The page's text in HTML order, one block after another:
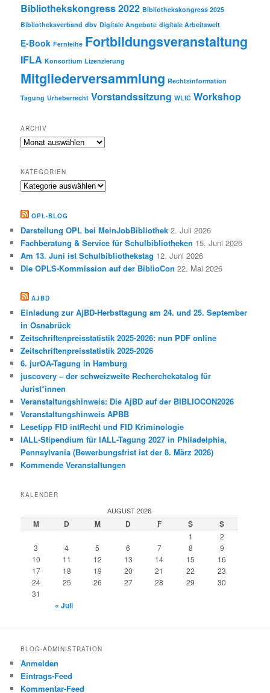
Bibliothekskongress 2022 Bibliothekskongress 2025
Bibliotheksverband dbv Digitale Angebote digitale Arbeitswelt
E-Book Fernleihe Fortbildungsveranstaltung
IFLA Konsortium Lizenzierung
Mitgliederversammlung Rechtsinformation
Tagung Urheberrecht Vorstandssitzung WLIC Workshop
ARCHIV
Archiv
KATEGORIEN
Kategorien
OPL-BLOG
Darstellung OPL bei MeinJobBibliothek 2. Juli 2026
Fachberatung & Service für Schulbibliotheken 15. Juni 2026
Am 13. Juni ist Schulbibliothekstag 12. Juni 2026
Die OPLS-Kommission auf der BiblioCon 22. Mai 2026
AJBD
Einladung zur AjBD-Herbsttagung am 24. und 25. September
in Osnabrück
Zeitschriftenpreisstatistik 2025-2026: nun PDF online
Zeitschriftenpreisstatistik 2025-2026
6. jurOA-Tagung in Hamburg
juscovery – der schweizweite Recherchekatalog für
Jurist*innen
Veranstaltungshinweis: Die AjBD auf der BIBLIOCON2026
Veranstaltungshinweis APBB
Lesetipp FID intRecht und FID Kriminologie
IALL-Stipendium für IALL-Tagung 2027 in Philadelphia,
Pennsylvania (Bewerbungsfrist ist der 8. März 2026)
Kommende Veranstaltungen
KALENDER
AUGUST 2026
M D M D F S S
1
2
3
4 5 6 7 8
9
10
11 12 13 14 15
16
17
18 19 20 21 22
23
24
25 26 27 28 29
30
31
« Juli
BLOG-ADMINISTRATION
Anmelden
Eintrags-Feed
Kommentar-Feed